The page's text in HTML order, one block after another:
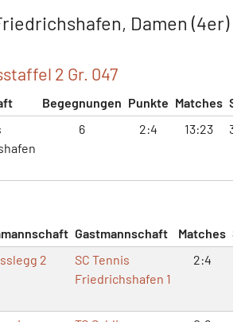
Damen (4er)
2 Gr. 047
Begegnungen Punkte Matches
6 2:4 13:23
Gastmannschaft Matches
2
SC Tennis
Friedrichshafen 1
2:4